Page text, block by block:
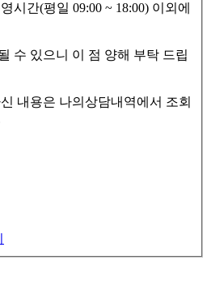
시간(평일 09:00 ~ 18:00) 이외에
수 있으니 이 점 양해 부탁 드립
내용은 나의상담내역에서 조회